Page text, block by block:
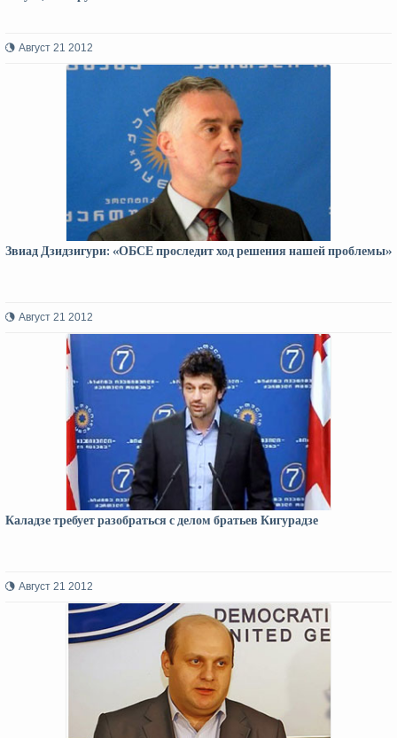
Август 21 2012
Звиад Дзидзигури: «ОБСЕ проследит ход решения нашей проблемы»
Август 21 2012
Каладзе требует разобраться с делом братьев Кигурадзе
Август 21 2012